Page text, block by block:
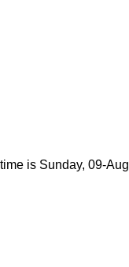
is Sunday, 09-